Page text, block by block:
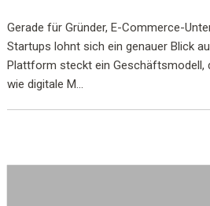
Gerade für Gründer, E-Commerce-
Startups lohnt sich ein genauer Blick
Plattform steckt ein Geschäftsmodell,
wie digitale M...